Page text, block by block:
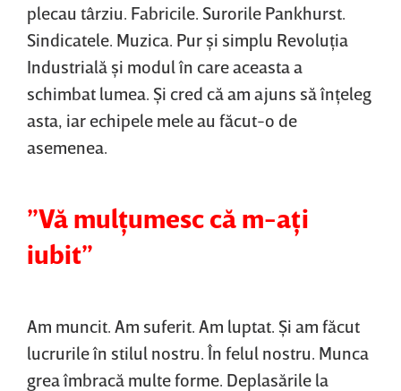
plecau târziu. Fabricile. Surorile Pankhurst.
Sindicatele. Muzica. Pur şi simplu Revoluţia
Industrială şi modul în care aceasta a
schimbat lumea. Şi cred că am ajuns să înţeleg
asta, iar echipele mele au făcut-o de
asemenea.
”Vă mulţumesc că m-aţi
iubit”
Am muncit. Am suferit. Am luptat. Şi am făcut
lucrurile în stilul nostru. În felul nostru. Munca
grea îmbracă multe forme. Deplasările la